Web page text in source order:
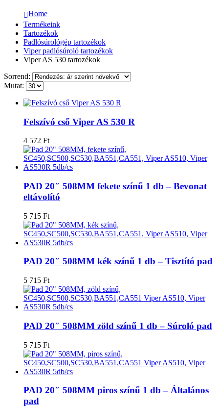
Home
Termékeink
Tartozékok
Padlósúrológép tartozékok
Viper padlósúroló tartozékok
Viper AS 530 tartozékok
Sorrend:
Mutat:
Felszívó cső Viper AS 530 R
4 572 Ft
PAD 20″ 508MM fekete színű 1 db – Bevonat
eltávolító
5 715 Ft
PAD 20″ 508MM kék színű 1 db – Tisztító pad
5 715 Ft
PAD 20″ 508MM zöld színű 1 db – Súroló pad
5 715 Ft
PAD 20″ 508MM piros színű 1 db – Általános
pad